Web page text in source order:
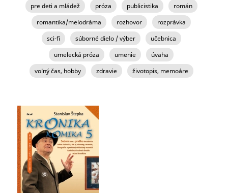
pre deti a mládež
próza publicistika
román
romantika/melodráma
rozhovor
rozprávka
sci-fi
súborné dielo / výber
učebnica
umelecká próza
umenie
úvaha
voľný čas, hobby
zdravie životopis, memoáre